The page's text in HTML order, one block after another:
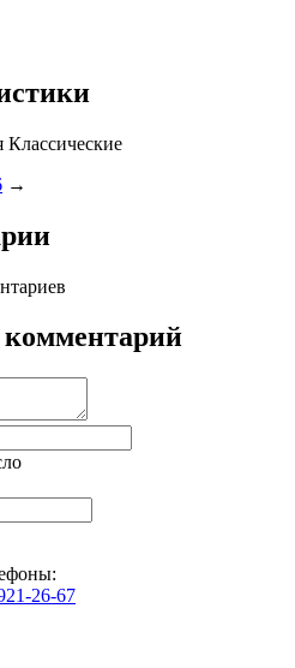
Классические
→
26-67